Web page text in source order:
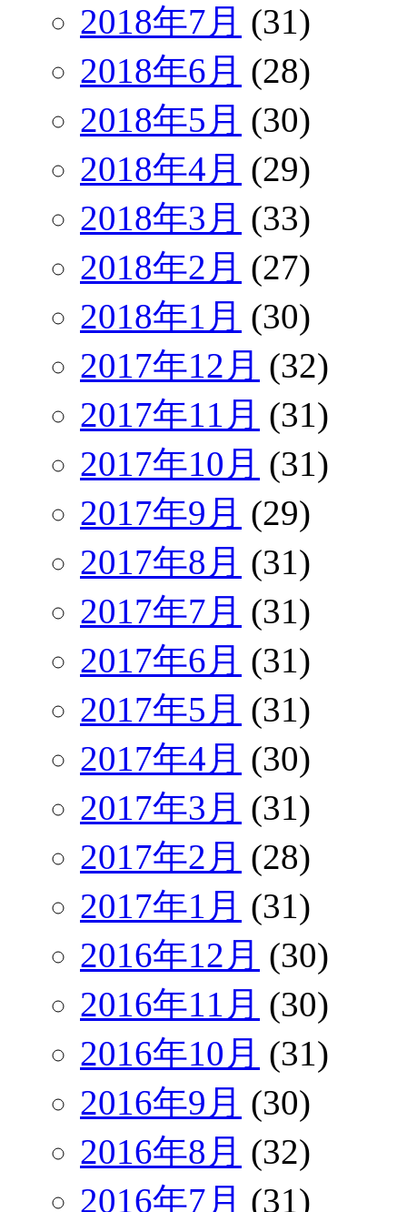
2018年7月 (31)
2018年6月 (28)
2018年5月 (30)
2018年4月 (29)
2018年3月 (33)
2018年2月 (27)
2018年1月 (30)
2017年12月 (32)
2017年11月 (31)
2017年10月 (31)
2017年9月 (29)
2017年8月 (31)
2017年7月 (31)
2017年6月 (31)
2017年5月 (31)
2017年4月 (30)
2017年3月 (31)
2017年2月 (28)
2017年1月 (31)
2016年12月 (30)
2016年11月 (30)
2016年10月 (31)
2016年9月 (30)
2016年8月 (32)
2016年7月 (31)